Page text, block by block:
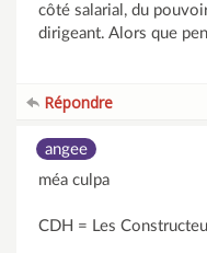
côté salarial, du
dirigeant. Alors que
Répondre
angee
méa culpa
CDH = Les